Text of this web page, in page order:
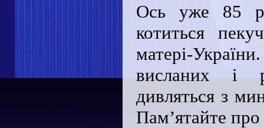
Ось уже 85
котиться
матері-
висланих і
дивляться з
Пам’ятайте